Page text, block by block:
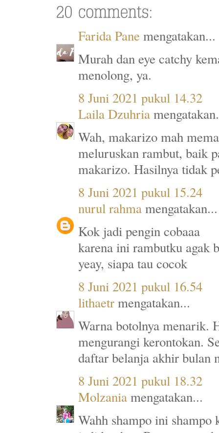
Farida Pane mengatakan...
Murah dan eye catchy
menolong, ya.
8 Juni 2021 pukul 14.32
Laila Dzuhria
Wah, makarizo mah
meluruskan rambut, baik
makarizo. Hasilnya tidak
8 Juni 2021 pukul 15.24
nurul rahmamengatakan...
Kok jadi pengin cobaaa
karena ini rambutku agak
yeay, siapa tau cocok
8 Juni 2021 pukul 16.54
lithaetrmengatakan...
Warna botolnya menarik.
mengurangi kerontokan.
daftar belanja akhir bulan
8 Juni 2021 pukul 18.32
Molzaniamengatakan...
Wahh shampo ini